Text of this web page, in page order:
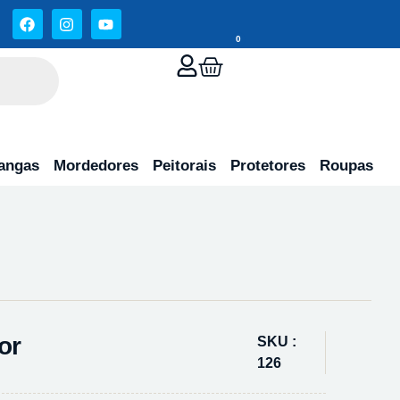
0
Mordedores Peitorais Protetores Roupas
SKU :
126